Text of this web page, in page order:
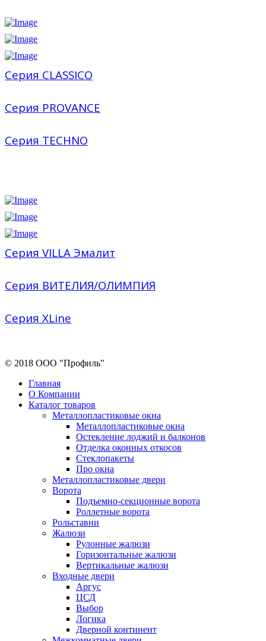
Серия CLASSICO
Серия PROVANCE
Серия TECHNO
Серия VILLA Эмалит
Серия ВИТЕЛИЯ/ОЛИМПИЯ
Серия XLine
© 2018 ООО "Профиль"
Главная
О Компании
Каталог товаров
Металлопластиковые окна
Металлопластиковые окна
Остекление лоджий и балконов
Отделка оконных откосов
Стеклопакеты
Про окна
Металлопластиковые двери
Ворота
Подъемно-секционные ворота
Роллетные ворота
Рольставни
Жалюзи
Рулонные жалюзи
Горизонтальные жалюзи
Вертикальные жалюзи
Входные двери
Аргус
ЦСД
Выбор
Логика
Дверной континент